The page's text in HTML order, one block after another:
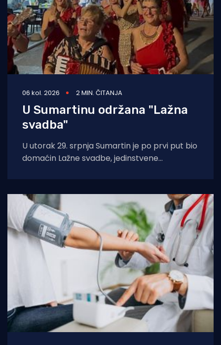
06 kol. 2026 2 MIN. ČITANJA
U Sumartinu održana "Lažna
svadba"
U utorak 29. srpnja Sumartin je po prvi put bio
domaćin Lažne svadbe, jedinstvene